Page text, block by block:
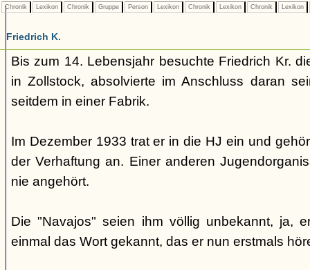
Chronik Lexikon Chronik Gruppe Person Lexikon Chronik Lexikon Chronik Lexikon
Friedrich K.
Bis zum 14. Lebensjahr besuchte Friedrich Kr.
in Zollstock, absolvierte im Anschluss daran
seitdem in einer Fabrik.
Im Dezember 1933 trat er in die HJ ein und
der Verhaftung an. Einer anderen
nie angehört.
Die "Navajos" seien ihm völlig unbekannt, ja,
einmal das Wort gekannt, das er nun erstmals